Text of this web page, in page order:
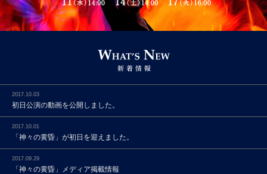
2017.10.03
初日公演の動画を公開しました。
2017.10.01
「神々の黄昏」が初日を迎えました。
2017.09.29
「神々の黄昏」メディア掲載情報